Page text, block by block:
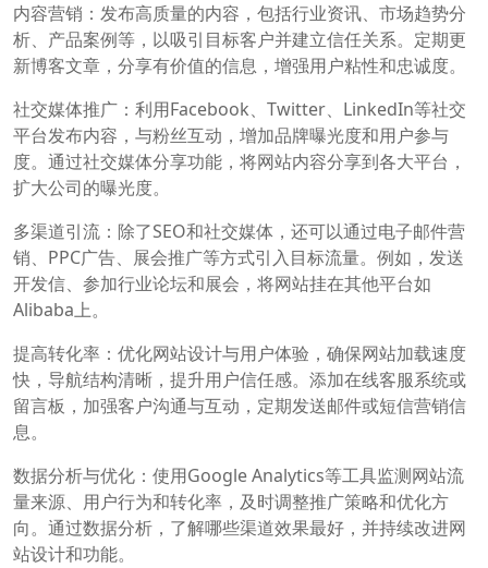
内容营销：发布高质量的内容，包括行业资讯、市场趋势分
析、产品案例等，以吸引目标客户并建立信任关系。定期更
新博客文章，分享有价值的信息，增强用户粘性和忠诚度。
社交媒体推广：利用Facebook、Twitter、LinkedIn等社交
平台发布内容，与粉丝互动，增加品牌曝光度和用户参与
度。通过社交媒体分享功能，将网站内容分享到各大平台，
扩大公司的曝光度。
多渠道引流：除了SEO和社交媒体，还可以通过电子邮件营
销、PPC广告、展会推广等方式引入目标流量。例如，发送
开发信、参加行业论坛和展会，将网站挂在其他平台如
Alibaba上。
提高转化率：优化网站设计与用户体验，确保网站加载速度
快，导航结构清晰，提升用户信任感。添加在线客服系统或
留言板，加强客户沟通与互动，定期发送邮件或短信营销信
息。
数据分析与优化：使用Google Analytics等工具监测网站流
量来源、用户行为和转化率，及时调整推广策略和优化方
向。通过数据分析，了解哪些渠道效果最好，并持续改进网
站设计和功能。